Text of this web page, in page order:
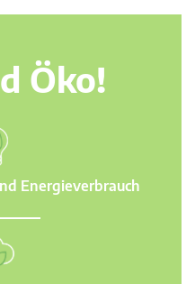
Öko!
Energieverbrauch